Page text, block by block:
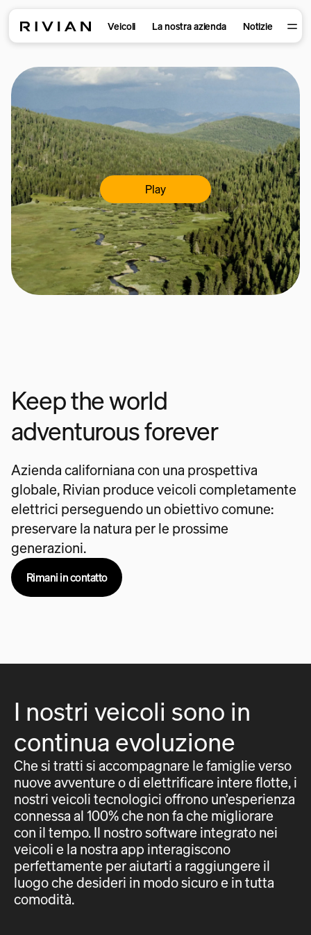
Veicoli La nostra azienda Notizie
Play
Keep the world
adventurous forever
Azienda californiana con una prospettiva
globale, Rivian produce veicoli completamente
elettrici perseguendo un obiettivo comune:
preservare la natura per le prossime
generazioni.
Rimani in contatto
I nostri veicoli sono in
continua evoluzione
Che si tratti si accompagnare le famiglie verso
nuove avventure o di elettrificare intere flotte, i
nostri veicoli tecnologici offrono un’esperienza
connessa al 100% che non fa che migliorare
con il tempo. Il nostro software integrato nei
veicoli e la nostra app interagiscono
perfettamente per aiutarti a raggiungere il
luogo che desideri in modo sicuro e in tutta
comodità.